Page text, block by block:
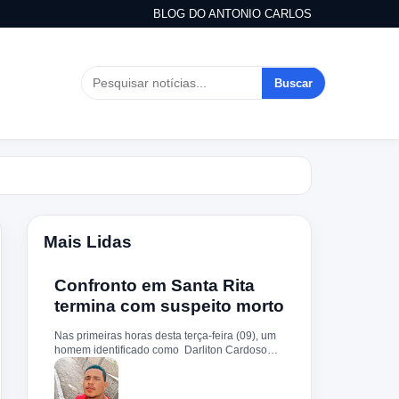
BLOG DO ANTONIO CARLOS
Buscar
Mais Lidas
Confronto em Santa Rita
termina com suspeito morto
Nas primeiras horas desta terça-feira (09), um
homem identificado como Darliton Cardoso
Pereira morreu após confronto com a Polícia
Militar no povoado Timbotiba, zona rural de
Santa Rita. De acordo com a PM, os policiais